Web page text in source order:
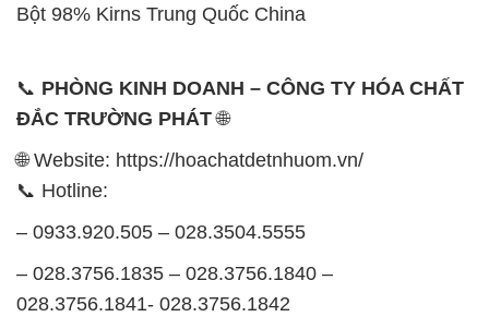
Bột 98% Kirns Trung Quốc China
📞 PHÒNG KINH DOANH – CÔNG TY HÓA CHẤT
ĐẮC TRƯỜNG PHÁT🌐
🌐 Website: https://hoachatdetnhuom.vn/
📞 Hotline:
– 0933.920.505 – 028.3504.5555
– 028.3756.1835 – 028.3756.1840 –
028.3756.1841- 028.3756.1842